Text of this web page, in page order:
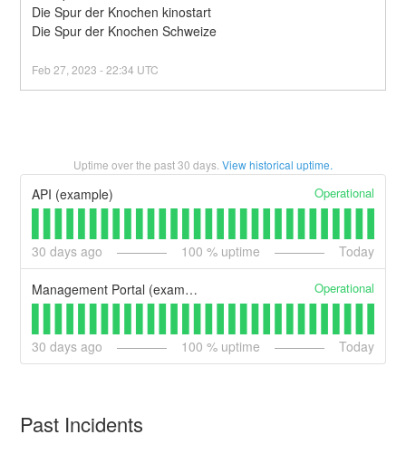
Die Spur der Knochen kinostart
Die Spur der Knochen Schweize
Feb27 ,2023 -22:34 UTC
Uptime over the past30 days. View historical uptime.
API (example) Operational
30 days ago 100 % uptime Today
Management Portal (example) Operational
30 days ago 100 % uptime Today
Past Incidents